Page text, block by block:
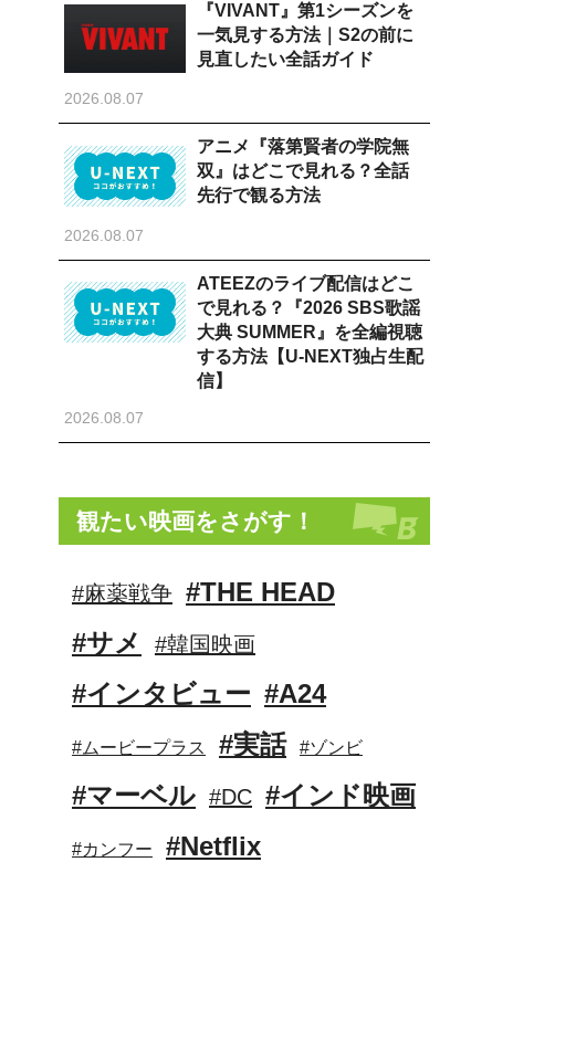
『VIVANT』第1シーズンを
一気見する方法｜S2の前に
見直したい全話ガイド
2026.08.07
アニメ『落第賢者の学院無
双』はどこで見れる？全話
先行で観る方法
2026.08.07
ATEEZのライブ配信はどこ
で見れる？『2026 SBS歌謡
大典 SUMMER』を全編視聴
する方法【U-NEXT独占生配
信】
2026.08.07
観たい映画をさがす！
#麻薬戦争 #THE HEAD
#サメ
#韓国映画
#インタビュー #A24
#ムービープラス #実話 #ゾンビ
#マーベル #DC #インド映画
#カンフー #Netflix